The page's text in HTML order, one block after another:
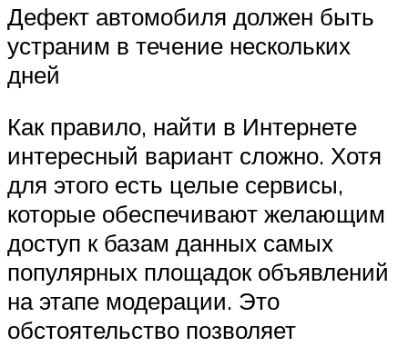
Дефект автомобиля должен быть
устраним в течение нескольких
дней
Как правило, найти в Интернете
интересный вариант сложно. Хотя
для этого есть целые сервисы,
которые обеспечивают желающим
доступ к базам данных самых
популярных площадок объявлений
на этапе модерации. Это
обстоятельство позволяет